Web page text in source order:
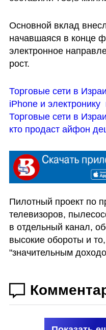
Основной вклад
начавшаяся в конце
электронное
рост.
Торговые сети в
iPhone и электронику
Торговые сети в
кто продаст айфон
Пилотный проект по
телевизоров,
в отдельный канал,
высокие обороты и
"значительным